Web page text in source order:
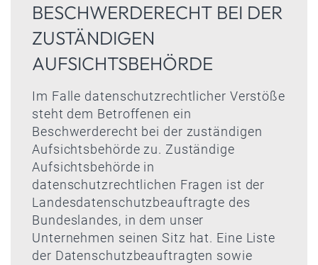
BESCHWERDERECHT BEI DER
ZUSTÄNDIGEN
AUFSICHTSBEHÖRDE
Im Falle datenschutzrechtlicher Verstöße
steht dem Betroffenen ein
Beschwerderecht bei der zuständigen
Aufsichtsbehörde zu. Zuständige
Aufsichtsbehörde in
datenschutzrechtlichen Fragen ist der
Landesdatenschutzbeauftragte des
Bundeslandes, in dem unser
Unternehmen seinen Sitz hat. Eine Liste
der Datenschutzbeauftragten sowie